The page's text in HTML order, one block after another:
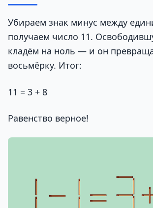
Убираем знак минус между
получаем число 11.
кладём на ноль — и он
восьмёрку. Итог:
11 = 3 + 8
Равенство верное!